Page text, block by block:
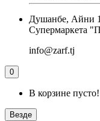
Душанбе, Айни
Супермаркета
info@zarf.tj
0
В корзине пусто!
Везде